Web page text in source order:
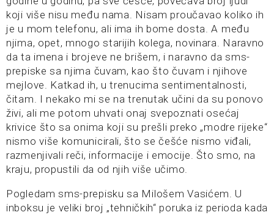
koji više nisu među nama. Nisam proučavao koliko ih
je u mom telefonu, ali ima ih bome dosta. A među
njima, opet, mnogo starijih kolega, novinara. Naravno
da ta imena i brojeve ne brišem, i naravno da sms-
prepiske sa njima čuvam, kao što čuvam i njihove
mejlove. Katkad ih, u trenucima sentimentalnosti,
čitam. I nekako mi se na trenutak učini da su ponovo
živi, ali me potom uhvati onaj svepoznati osećaj
krivice što sa onima koji su prešli preko „modre rijeke“
nismo više komunicirali, što se češće nismo viđali,
razmenjivali reči, informacije i emocije. Što smo, na
kraju, propustili da od njih više učimo.
Pogledam sms-prepisku sa Milošem Vasićem. U
inboksu je veliki broj „tehničkih“ poruka iz perioda kada